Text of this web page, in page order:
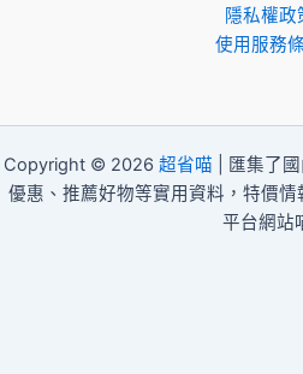
隱私權政
使用服務
Copyright © 2026 超省喵 | 匯集了
優惠、推薦好物等實用資料，特價
平台網站